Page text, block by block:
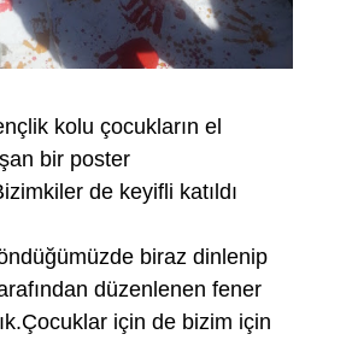
kolu çocukların el
bir poster
de keyifli katıldı
biraz dinlenip
düzenlenen fener
için de bizim için